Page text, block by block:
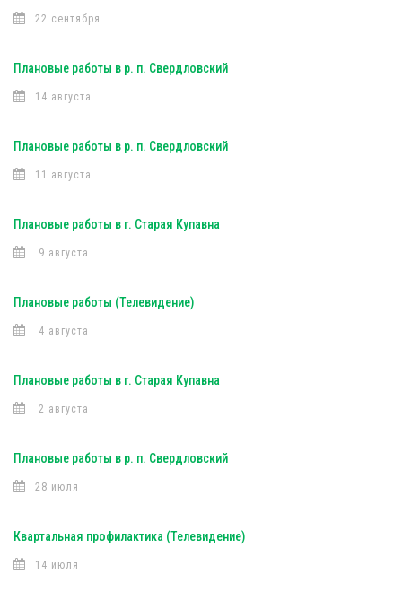
22 сентября
Плановые работы в р. п. Свердловский
14 августа
Плановые работы в р. п. Свердловский
11 августа
Плановые работы в г. Старая Купавна
9 августа
Плановые работы (Телевидение)
4 августа
Плановые работы в г. Старая Купавна
2 августа
Плановые работы в р. п. Свердловский
28 июля
Квартальная профилактика (Телевидение)
14 июля